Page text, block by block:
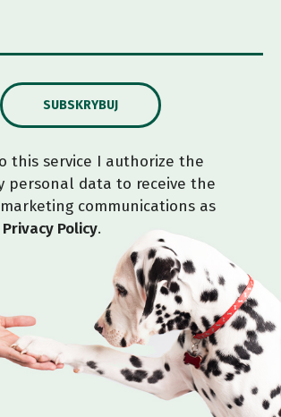
SUBSKRYBUJ
this service I authorize the
personal data to receive the
communications as
Privacy Policy.